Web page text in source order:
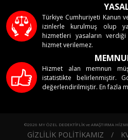
Türkiye Cumhuriyeti Kanun
izinlerle kurulmuş olup
hizmetleri yasaların verdiği
hizmet verilemez.
Hizmet alan memnun
istatistikte belirlenmiştir.
değerlendirilmiştir. En fazla
©2026 MY ÖZEL DEDEKTİFLİK ve ARAŞTIRMA
GİZLİLİK POLİTİKAMIZ /